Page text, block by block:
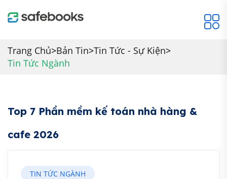
Trang Chủ>Bản Tin>Tin Tức - Sự Kiện>
Tin Tức Ngành
Top 7 Phần mềm kế toán nhà hàng &
cafe 2026
TIN TỨC NGÀNH